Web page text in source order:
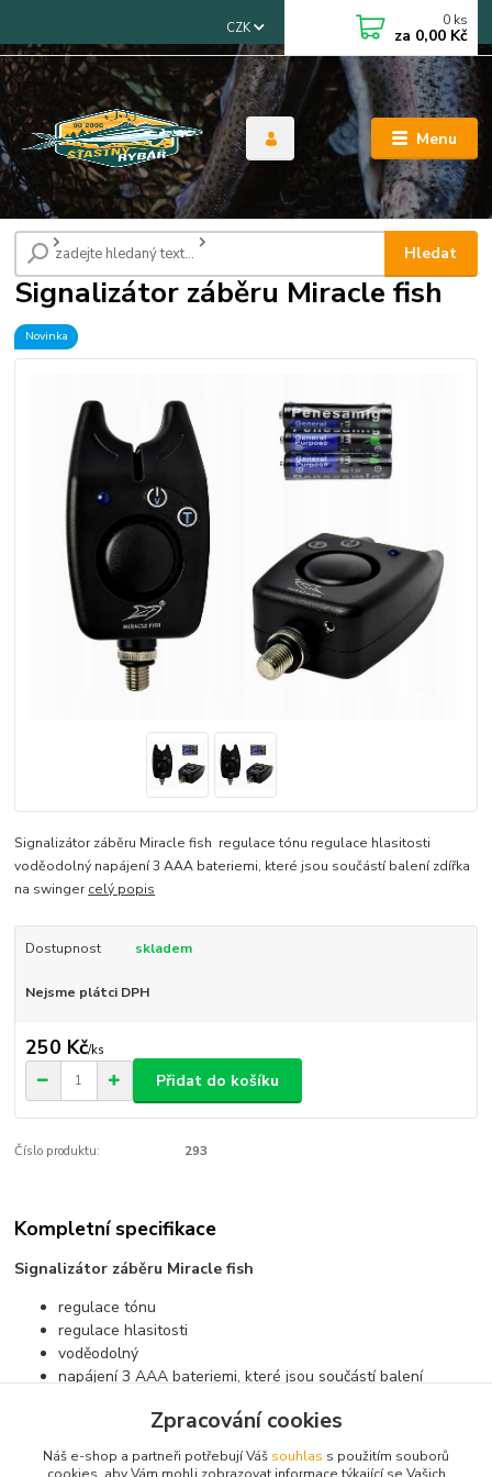
Menu
CZK
Hledat
0 ks
za 0,00 Kč
Úvod Signalizátory záběru
Signalizátor záběru Miracle fish
Novinka
Signalizátor záběru Miracle fish regulace tónu regulace hlasitosti
voděodolný napájení 3 AAA bateriemi, které jsou součástí balení zdířka
na swingercelý popis
Dostupnost skladem
Nejsme plátci DPH
250 Kč/ks
Přidat do košíku
Číslo produktu: 293
Kompletní specifikace
Signalizátor záběru Miracle fish
regulace tónu
regulace hlasitosti
voděodolný
napájení 3 AAA bateriemi, které jsou součástí balení
Zpracování cookies
Náš e-shop a partneři potřebují Váš souhlas s použitím souborů